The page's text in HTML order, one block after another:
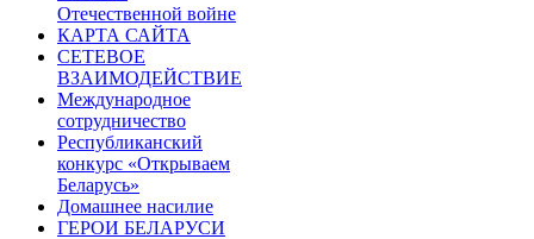
Отечественной войне
КАРТА САЙТА
СЕТЕВОЕ
ВЗАИМОДЕЙСТВИЕ
Международное
сотрудничество
Республиканский
конкурс «Открываем
Беларусь»
Домашнее насилие
ГЕРОИ БЕЛАРУСИ